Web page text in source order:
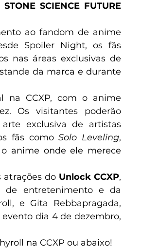
STONE SCIENCE FUTURE
ao fandom de anime
Spoiler Night, os fãs
nas áreas exclusivas de
da marca e durante
na CCXP, com o anime
Os visitantes poderão
exclusiva de artistas
fãs como Solo Leveling
anime onde ele merece
atrações do Unlock CCXP,
de entretenimento e da
e Gita Rebbapragada,
dia 4 de dezembro,
na CCXP ou abaixo!